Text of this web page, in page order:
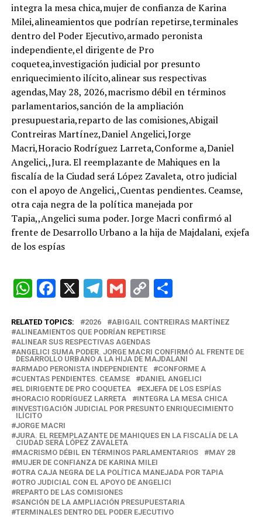
integra la mesa chica,mujer de confianza de Karina
Milei,alineamientos que podrían repetirse,terminales
dentro del Poder Ejecutivo,armado peronista
independiente,el dirigente de Pro
coquetea,investigación judicial por presunto
enriquecimiento ilícito,alinear sus respectivas
agendas,May 28, 2026,macrismo débil en términos
parlamentarios,sanción de la ampliación
presupuestaria,reparto de las comisiones,Abigail
Contreiras Martínez,Daniel Angelici,Jorge
Macri,Horacio Rodríguez Larreta,Conforme a,Daniel
Angelici,,Jura. El reemplazante de Mahiques en la
fiscalía de la Ciudad será López Zavaleta, otro judicial
con el apoyo de Angelici,,Cuentas pendientes. Ceamse,
otra caja negra de la política manejada por
Tapia,,Angelici suma poder. Jorge Macri confirmó al
frente de Desarrollo Urbano a la hija de Majdalani, exjefa
de los espías
W
at
s
A
p
p
F
ce
b
o
o
k
X T
e
gr
a
m
G
ail
C
py
Li
n
k
C
m
p
ar
tir
RELATED TOPICS: 2026
ABIGAIL CONTREIRAS MARTÍNEZ
ALINEAMIENTOS QUE PODRÍAN REPETIRSE
ALINEAR SUS RESPECTIVAS AGENDAS
ANGELICI SUMA PODER. JORGE MACRI CONFIRMÓ AL FRENTE DE
DESARROLLO URBANO A LA HIJA DE MAJDALANI
ARMADO PERONISTA INDEPENDIENTE
CONFORME A
CUENTAS PENDIENTES. CEAMSE
DANIEL ANGELICI
EL DIRIGENTE DE PRO COQUETEA
EXJEFA DE LOS ESPÍAS
HORACIO RODRÍGUEZ LARRETA
INTEGRA LA MESA CHICA
INVESTIGACIÓN JUDICIAL POR PRESUNTO ENRIQUECIMIENTO
ILÍCITO
JORGE MACRI
JURA. EL REEMPLAZANTE DE MAHIQUES EN LA FISCALÍA DE LA
CIUDAD SERÁ LÓPEZ ZAVALETA
MACRISMO DÉBIL EN TÉRMINOS PARLAMENTARIOS
MAY 28
MUJER DE CONFIANZA DE KARINA MILEI
OTRA CAJA NEGRA DE LA POLÍTICA MANEJADA POR TAPIA
OTRO JUDICIAL CON EL APOYO DE ANGELICI
REPARTO DE LAS COMISIONES
SANCIÓN DE LA AMPLIACIÓN PRESUPUESTARIA
TERMINALES DENTRO DEL PODER EJECUTIVO